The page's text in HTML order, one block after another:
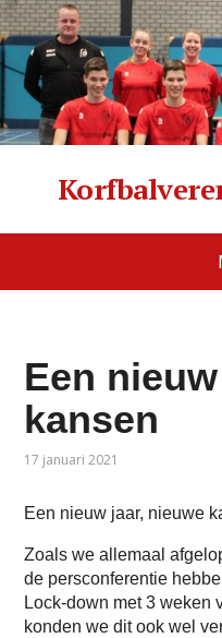
Een
kansen
17 januari 2021
Een nieuw jaar, nieuwe
Zoals we allemaal
de persconferentie
Lock-down met 3 weken
konden we dit ook wel